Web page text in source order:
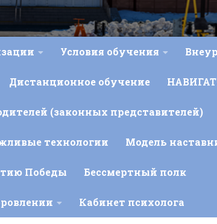
Условия обучения
Дистанционное обучение
(законных представителей)
технологии Модель
Победы Бессмертный полк
Кабинет психолога